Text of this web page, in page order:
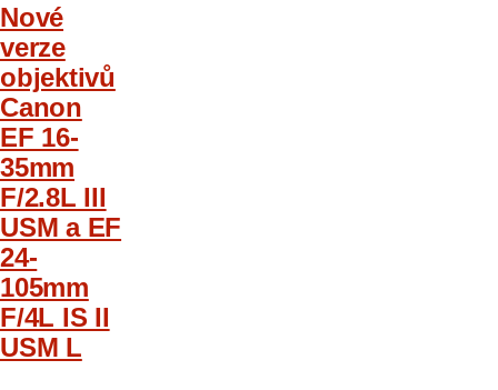
Nové
verze
objektivů
Canon
EF 16-
35mm
F/2.8L III
USM a EF
24-
105mm
F/4L IS II
USM L